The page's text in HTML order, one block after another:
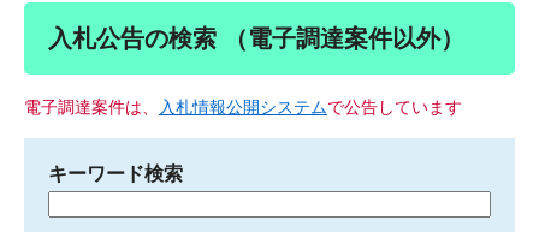
入札公告の検索 （電子調達案件以外）
電子調達案件は、 入札情報公開システムで公告しています
キーワード検索